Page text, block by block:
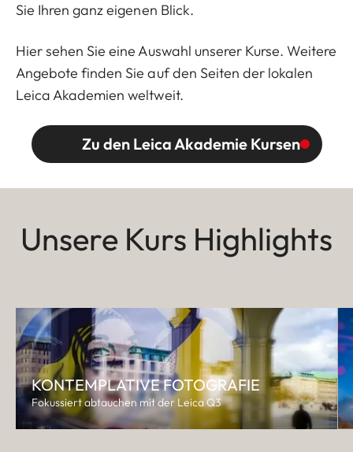
Sie Ihren ganz eigenen Blick.
Hier sehen Sie eine Auswahl unserer Kurse. Weitere
Angebote finden Sie auf den Seiten der lokalen
Leica Akademien weltweit.
Zu den Leica Akademie Kursen
Unsere Kurs Highlights
KONTEMPLATIVE FOTOGRAFIE
Fokussiert abtauchen mit der Leica Q3